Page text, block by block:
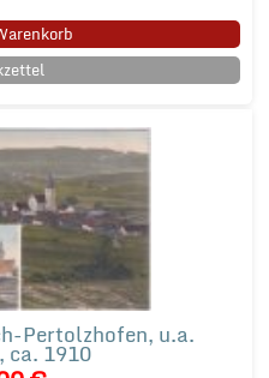
Pertolzhofen, u.a.
ca. 1910